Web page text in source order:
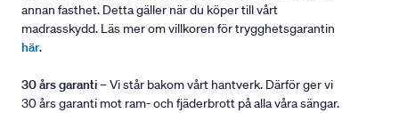
annan fasthet. Detta gäller när du köper till vårt
madrasskydd. Läs mer om villkoren för trygghetsgarantin
här.
30 års garanti– Vi står bakom vårt hantverk. Därför ger vi
30 års garanti mot ram- och fjäderbrott på alla våra sängar.